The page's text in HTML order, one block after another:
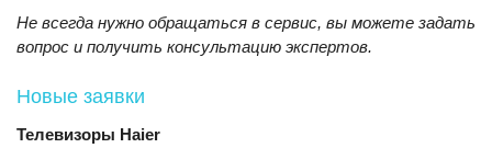
Не всегда нужно обращаться в сервис, вы можете задать
вопрос и получить консультацию экспертов.
Новые заявки
Телевизоры Haier